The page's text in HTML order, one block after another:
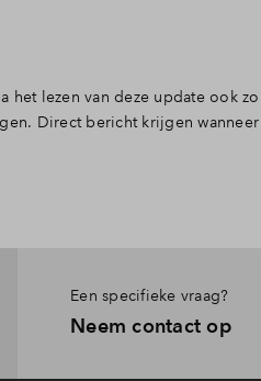
lezen van deze update ook
Direct bericht krijgen
Een specifieke vraag?
Neem contact op